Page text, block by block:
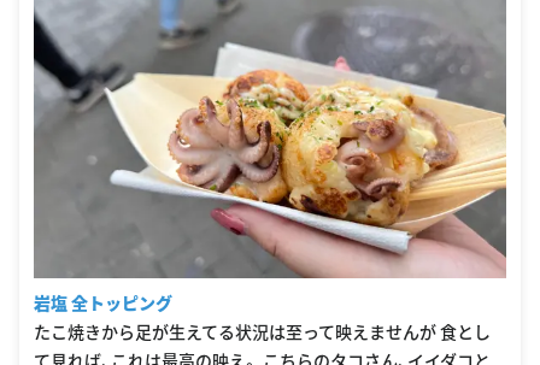
岩塩 全トッピング
たこ焼きから足が生えてる状況は至って映えませんが 食とし
て見れば、これは最高の映え。 こちらのタコさん、イイダコと